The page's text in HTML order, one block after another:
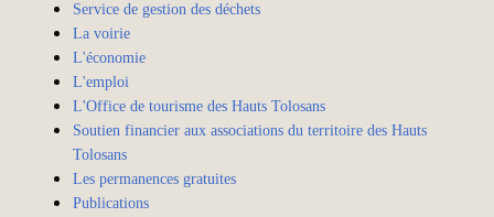
Service de gestion des déchets
La voirie
L'économie
L'emploi
L'Office de tourisme des Hauts Tolosans
Soutien financier aux associations du territoire des Hauts
Tolosans
Les permanences gratuites
Publications